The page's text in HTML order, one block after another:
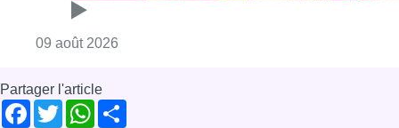
09 août 2026
Partager l'article
Facebook
TwitterWhatsApp